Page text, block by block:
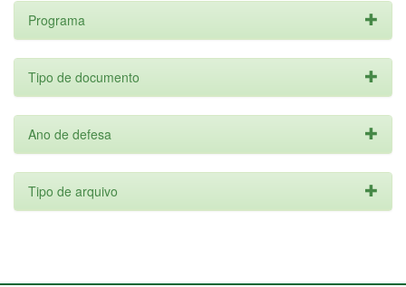
Programa
Tipo de documento
Ano de defesa
Tipo de arquivo